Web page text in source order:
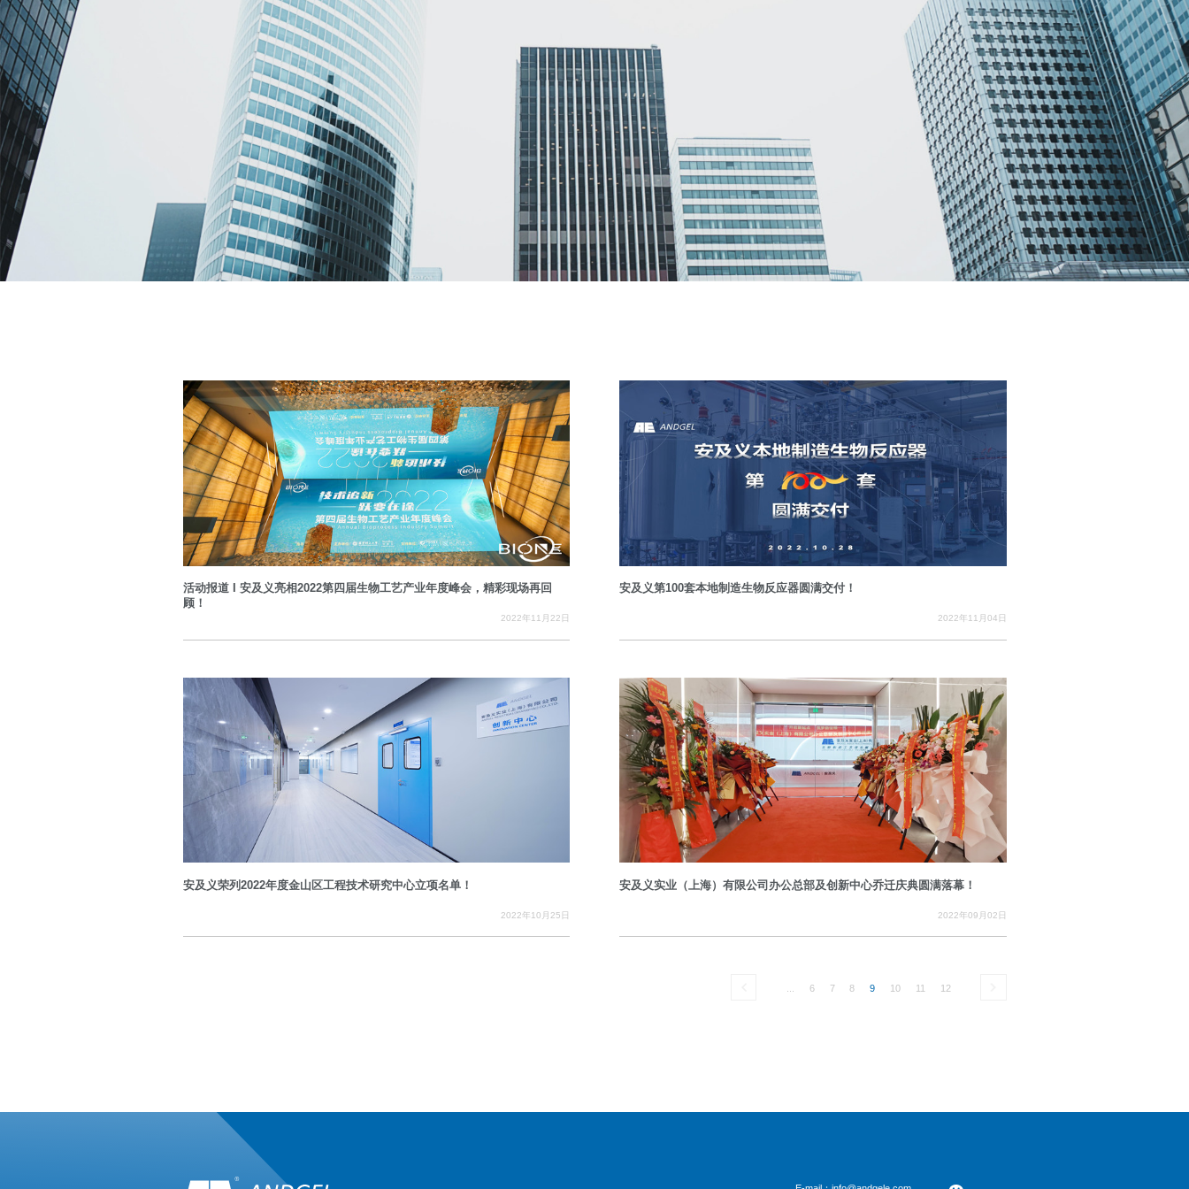
活动报道 I 安及义亮相2022第四届生物工艺产业年度峰会，精彩现场再回
顾！
2022年11月22日
安及义第100套本地制造生物反应器圆满交付！
2022年11月04日
安及义荣列2022年度金山区工程技术研究中心立项名单！
2022年10月25日
安及义实业（上海）有限公司办公总部及创新中心乔迁庆典圆满落幕！
2022年09月02日
6 7 8 9 10 11 12